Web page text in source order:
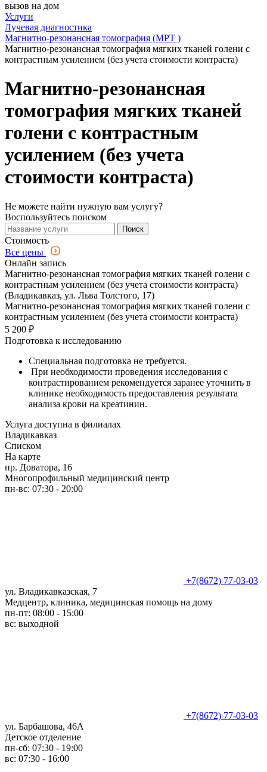
вызов на дом
Услуги
Лучевая диагностика
Магнитно-резонансная томография (МРТ )
Магнитно-резонансная томография мягких тканей голени с
контрастным усилением (без учета стоимости контраста)
Магнитно-резонансная
томография мягких тканей
голени с контрастным
усилением (без учета
стоимости контраста)
Не можете найти нужную вам услугу?
Воспользуйтесь поиском
Поиск
Стоимость
Все цены
Онлайн запись
Магнитно-резонансная томография мягких тканей голени с
контрастным усилением (без учета стоимости контраста)
(Владикавказ, ул. Льва Толстого, 17)
Магнитно-резонансная томография мягких тканей голени с
контрастным усилением (без учета стоимости контраста)
5 200 ₽
Подготовка к исследованию
Специальная подготовка не требуется.
При необходимости проведения исследования с
контрастированием рекомендуется заранее уточнить в
клинике необходимость предоставления результата
анализа крови на креатинин.
Услуга доступна в филиалах
Владикавказ
Списком
На карте
пр. Доватора, 16
Многопрофильный медицинский центр
пн-вс: 07:30 - 20:00
+7(8672) 77-03-03
ул. Владикавказская, 7
Медцентр, клиника, медицинская помощь на дому
пн-пт: 08:00 - 15:00
вс: выходной
+7(8672) 77-03-03
ул. Барбашова, 46А
Детское отделение
пн-сб: 07:30 - 19:00
вс: 07:30 - 16:00